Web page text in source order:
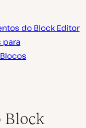
do Block Editor
para
Block